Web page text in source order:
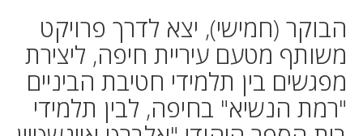
הבוקר (חמישי), יצא לדרך פרויקט
משותף מטעם עיריית חיפה, ליצירת
מפגשים בין תלמידי חטיבת הביניים
"רמת הנשיא" בחיפה, לבין תלמידי